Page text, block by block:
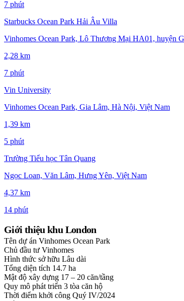
7 phút
Starbucks Ocean Park Hải Âu Villa
Vinhomes Ocean Park, Lô Thương Mại HA01, huyện
2,28 km
7 phút
Vin University
Vinhomes Ocean Park, Gia Lâm, Hà Nội, Việt Nam
1,39 km
5 phút
Trường Tiểu học Tân Quang
Ngọc Loan, Văn Lâm, Hưng Yên, Việt Nam
4,37 km
14 phút
Giới thiệu khu London
Tên dự án Vinhomes Ocean Park
Chủ đầu tư Vinhomes
Hình thức sở hữu Lâu dài
Tổng diện tích 14.7 ha
Mật độ xây dựng 17 – 20 căn/tầng
Quy mô phát triển 3 tòa căn hộ
Thời điểm khởi công Quý IV/2024